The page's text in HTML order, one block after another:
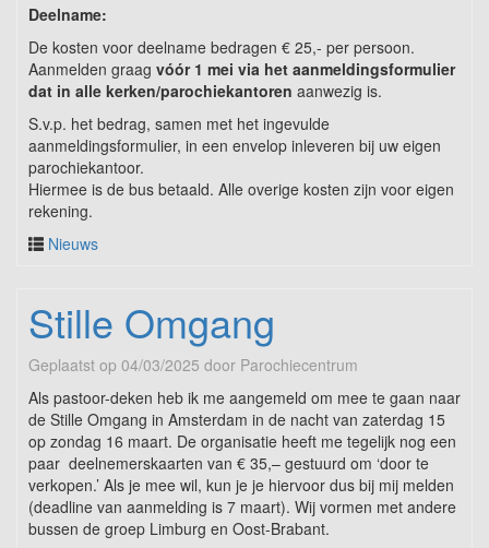
Deelname:
De kosten voor deelname bedragen € 25,- per persoon.
Aanmelden graag vóór 1 mei via het aanmeldingsformulier
dat in alle kerken/parochiekantoren aanwezig is.
S.v.p. het bedrag, samen met het ingevulde
aanmeldingsformulier, in een envelop inleveren bij uw eigen
parochiekantoor.
Hiermee is de bus betaald. Alle overige kosten zijn voor eigen
rekening.
Nieuws
Stille Omgang
Geplaatst op 04/03/2025 door Parochiecentrum
Als pastoor-deken heb ik me aangemeld om mee te gaan naar
de Stille Omgang in Amsterdam in de nacht van zaterdag 15
op zondag 16 maart. De organisatie heeft me tegelijk nog een
paar deelnemerskaarten van € 35,– gestuurd om ‘door te
verkopen.’ Als je mee wil, kun je je hiervoor dus bij mij melden
(deadline van aanmelding is 7 maart). Wij vormen met andere
bussen de groep Limburg en Oost-Brabant.